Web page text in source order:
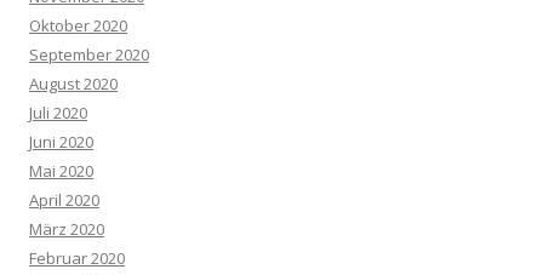
Oktober 2020
September 2020
August 2020
Juli 2020
Juni 2020
Mai 2020
April 2020
März 2020
Februar 2020